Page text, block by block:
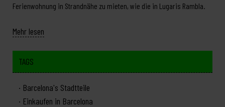
Ferienwohnung in Strandnähe zu mieten, wie die in Lugaris Rambla.
Mehr lesen
TAGS
Barcelona's Stadtteile
Einkaufen in Barcelona